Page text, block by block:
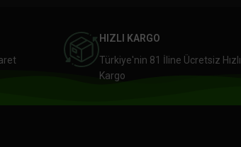
HIZLI KARGO
Türkiye'nin 81 İline Ücretsiz Hızlı
Kargo